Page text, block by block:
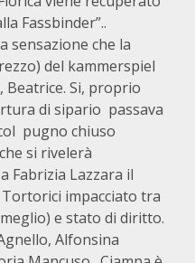
Fassbinder”..
sensazione che la
del kammerspiel
Si, proprio
di sipario passava
pugno chiuso
si rivelerà
Fabrizia Lazzara il
impacciato tra
e stato di diritto.
Alfonsina